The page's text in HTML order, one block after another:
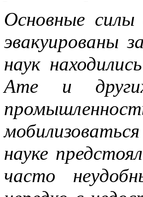
Основные
эвакуированы
наук
Ате и
науке
часто